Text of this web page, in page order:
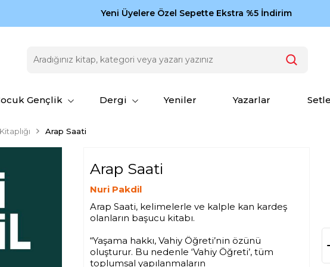
Zamansız eserler Ketebe'de: Cengiz Aytmatov
Yeni Üyelere Özel Sepette Ekstra %5 İndirim
Gençlik Dergi Yeniler Yazarlar
Arap Saati
Arap Saati
Nuri Pakdil
Arap Saati, kelimelerle ve kalple kan kardeş
olanların başucu kitabı.
“Yaşama hakkı, Vahiy Öğreti’nin özünü
oluşturur. Bu nedenle ‘Vahiy Öğreti’, tüm
toplumsal yapılanmaların